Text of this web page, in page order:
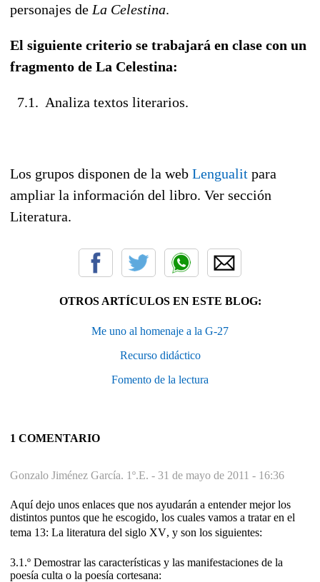
personajes de La Celestina.
El siguiente criterio se trabajará en clase con un
fragmento de La Celestina:
7.1. Analiza textos literarios.
Los grupos disponen de la web Lengualit para
ampliar la información del libro. Ver sección
Literatura.
OTROS ARTÍCULOS EN ESTE BLOG:
Me uno al homenaje a la G-27
Recurso didáctico
Fomento de la lectura
1 COMENTARIO
Gonzalo Jiménez García. 1º.E. - 31 de mayo de 2011 - 16:36
Aquí dejo unos enlaces que nos ayudarán a entender mejor los
distintos puntos que he escogido, los cuales vamos a tratar en el
tema 13: La literatura del siglo XV, y son los siguientes:
3.1.º Demostrar las características y las manifestaciones de la
poesía culta o la poesía cortesana: